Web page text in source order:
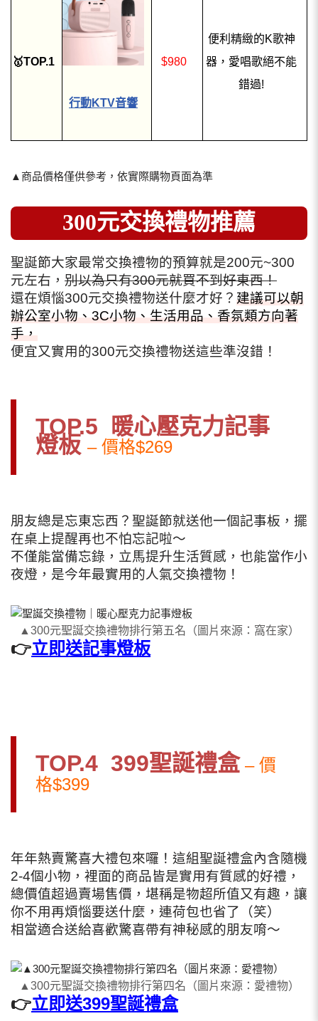
🥇TOP.1
行動KTV音響
$980
便利精緻的K歌神
器，愛唱歌絕不能
錯過!
▲商品價格僅供參考，依實際購物頁面為準
300元交換禮物推薦
聖誕節大家最常交換禮物的預算就是200元~300
元左右， 別以為只有300元就買不到好東西！
還在煩惱300元交換禮物送什麼才好？ 建議可以朝
辦公室小物、3C小物、生活用品、香氛類方向著
手，
便宜又實用的300元交換禮物送這些準沒錯！
TOP.5 暖心壓克力記事
燈板 – 價格$269
朋友總是忘東忘西？聖誕節就送他一個記事板 ，擺
在桌上提醒再也不怕忘記啦～
不僅能當備忘錄，立馬提升生活質感，也能當作小
夜燈，是今年最實用的人氣交換禮物！
▲300元聖誕交換禮物排行第五名（圖片來源：窩在家）
👉立即送記事燈板
TOP.4 399聖誕禮盒– 價
格$399
年年熱賣驚喜大禮包來囉！這組聖誕禮盒內含隨機
2-4個小物，裡面的商品皆是實用有質感的好禮，
總價值超過賣場售價，堪稱是物超所值又有趣，讓
你不用再煩惱要送什麼，連荷包也省了（笑）
相當適合送給喜歡驚喜帶有神秘感的朋友唷～
▲300元聖誕交換禮物排行第四名（圖片來源：愛禮物）
👉立即送399聖誕禮盒